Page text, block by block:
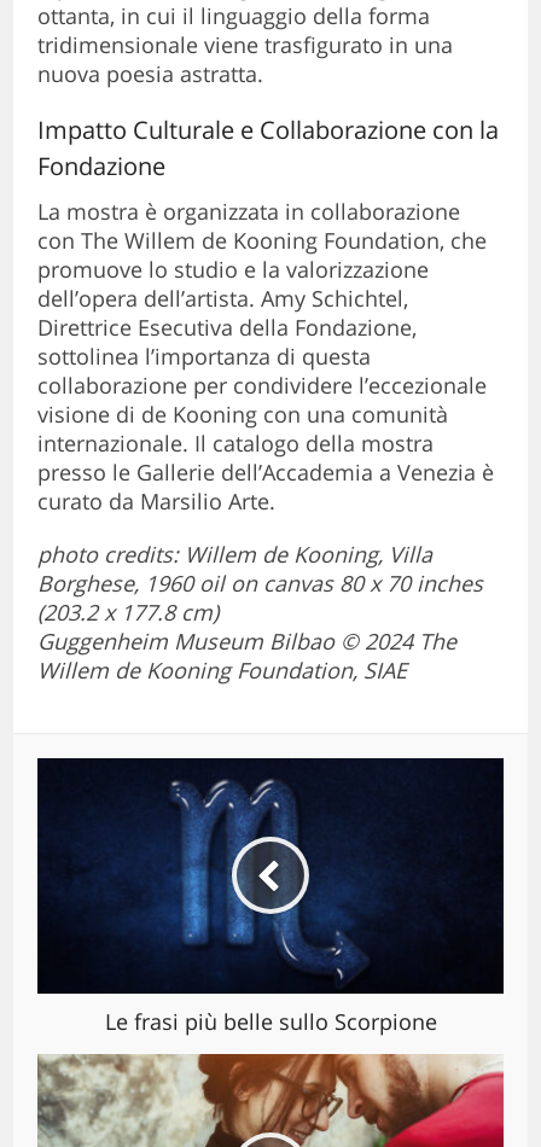
ottanta, in cui il linguaggio della forma
tridimensionale viene trasfigurato in una
nuova poesia astratta.
Impatto Culturale e Collaborazione con la
Fondazione
La mostra è organizzata in collaborazione
con The Willem de Kooning Foundation, che
promuove lo studio e la valorizzazione
dell’opera dell’artista. Amy Schichtel,
Direttrice Esecutiva della Fondazione,
sottolinea l’importanza di questa
collaborazione per condividere l’eccezionale
visione di de Kooning con una comunità
internazionale. Il catalogo della mostra
presso le Gallerie dell’Accademia a Venezia è
curato da Marsilio Arte.
photo credits: Willem de Kooning, Villa
Borghese, 1960 oil on canvas 80 x 70 inches
(203.2 x 177.8 cm)
Guggenheim Museum Bilbao © 2024 The
Willem de Kooning Foundation, SIAE
Le frasi più belle sullo Scorpione